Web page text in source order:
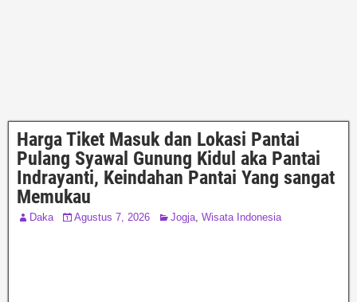
Harga Tiket Masuk dan Lokasi Pantai
Pulang Syawal Gunung Kidul aka Pantai
Indrayanti, Keindahan Pantai Yang sangat
Memukau
Daka Agustus 7, 2026 Jogja, Wisata Indonesia